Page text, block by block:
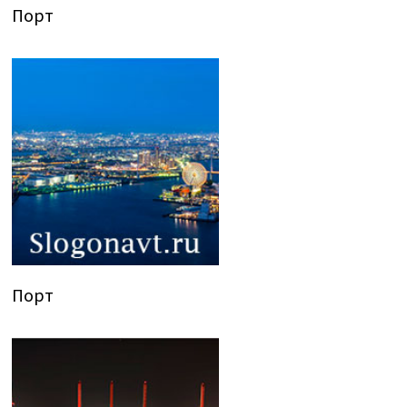
Порт
Порт